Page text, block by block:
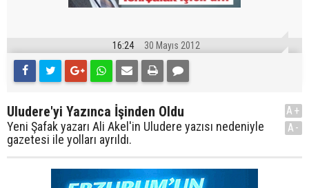
16:24 30 Mayıs 2012
Uludere'yi Yazınca İşinden Oldu
Yeni Şafak yazarı Ali Akel'in Uludere yazısı nedeniyle
gazetesi ile yolları ayrıldı.
A+
A-